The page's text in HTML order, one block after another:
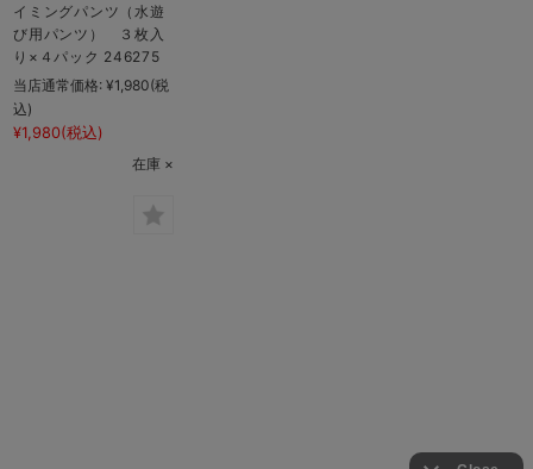
イミングパンツ（水遊
び用パンツ） ３枚入
り×４パック 246275
当店通常価格: ¥1,980(税
込)
¥1,980(税込)
在庫 ×